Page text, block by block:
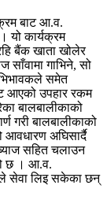
बाट आ.व.
यो कार्यक्रम
बैंक खाता खोलेर
साँवामा गाभिने, सो
समेत
आएको उपहार रकम
बालबालीकाको
गरी बालबालीकाको
आवधारण अघिसार्दै
सहित चलाउन
छ । आ.व.
सेवा लिइ सकेका छन्